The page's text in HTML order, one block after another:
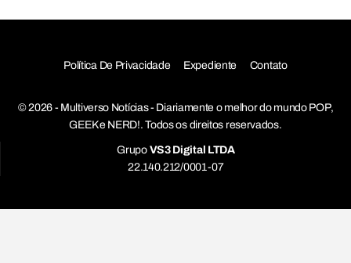
Política De Privacidade Expediente Contato
© 2026 - Multiverso Notícias - Diariamente o melhor do mundo POP,
GEEK e NERD!. Todos os direitos reservados.
Grupo VS3 Digital LTDA
22.140.212/0001-07